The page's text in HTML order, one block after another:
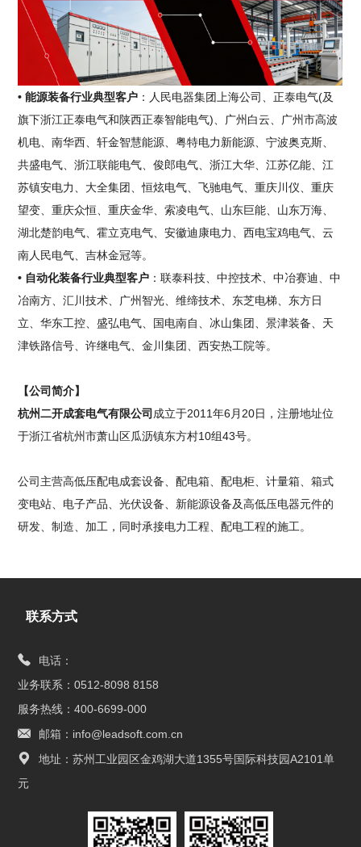
• 能源装备行业典型客户 ：人民电器集团上海公司、正泰电气(及
旗下浙江正泰电气和陕西正泰智能电气)、广州白云、广州市高波
机电、南华西、轩金智慧能源、粤特电力新能源、宁波奥克斯、
共盛电气、浙江联能电气、俊郎电气、浙江大华、江苏亿能、江
苏镇安电力、大全集团、恒炫电气、飞驰电气、重庆川仪、重庆
望变、重庆众恒、重庆金华、索凌电气、山东巨能、山东万海、
湖北楚韵电气、霍立克电气、安徽迪康电力、西电宝鸡电气、云
南人民电气、吉林金冠等。
• 自动化装备行业典型客户 ：联泰科技、中控技术、中冶赛迪、中
冶南方、汇川技术、广州智光、维缔技术、东芝电梯、东方日
立、华东工控、盛弘电气、国电南自、冰山集团、景津装备、天
津铁路信号、许继电气、金川集团、西安热工院等。
【公司简介】
杭州二开成套电气有限公司 成立于2011年6月20日，注册地址位
于浙江省杭州市萧山区瓜沥镇东方村10组43号。
公司主营高低压配电成套设备、配电箱、配电柜、计量箱、箱式
变电站、电子产品、光伏设备、新能源设备及高低压电器元件的
研发、制造、加工，同时承接电力工程、配电工程的施工。
联系方式
电话：
业务联系：0512-8098 8158
服务热线：400-6699-000
邮箱：info@leadsoft.com.cn
地址：苏州工业园区金鸡湖大道1355号国际科技园A2101单
元